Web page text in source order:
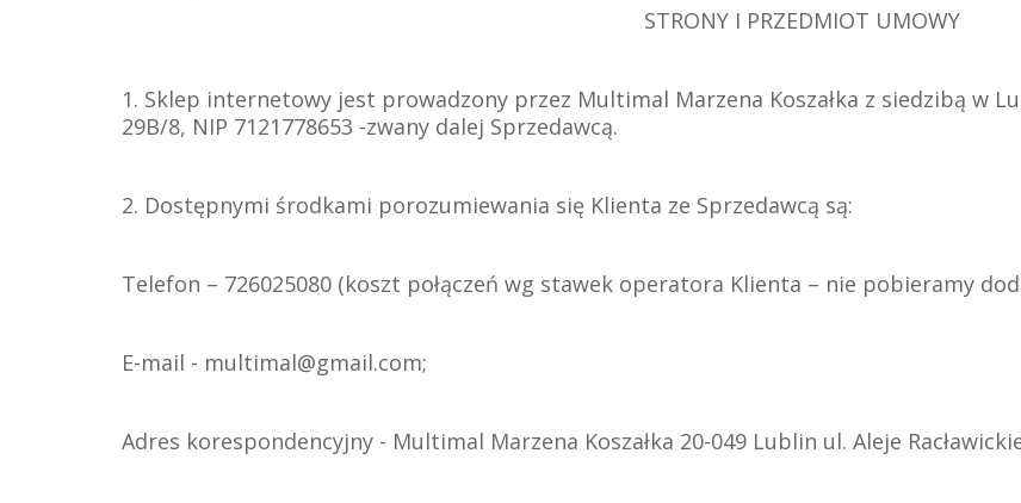
STRONY I PRZEDMIOT UMOWY
1. Sklep internetowy jest prowadzony przez Multimal Marzena Koszałka z siedzibą w
29B/8, NIP 7121778653 -zwany dalej Sprzedawcą.
2. Dostępnymi środkami porozumiewania się Klienta ze Sprzedawcą są:
Telefon – 726025080 (koszt połączeń wg stawek operatora Klienta – nie pobieramy
E-mail - multimal@gmail.com;
Adres korespondencyjny - Multimal Marzena Koszałka 20-049 Lublin ul. Aleje